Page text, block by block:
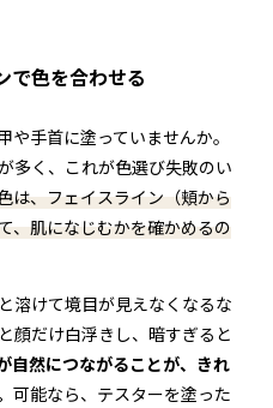
で色を合わせる
手首に塗っていませんか。
多く、これが色選び失敗のい
は、フェイスライン（頬から
、肌になじむかを確かめるの
溶けて境目が見えなくなるな
顔だけ白浮きし、暗すぎると
自然につながることが、きれ
可能なら、テスターを塗った